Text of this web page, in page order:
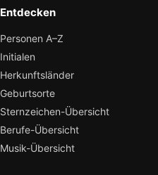
Entdecken
Personen A–Z
Initialen
Herkunftsländer
Geburtsorte
Sternzeichen-Übersicht
Berufe-Übersicht
Musik-Übersicht